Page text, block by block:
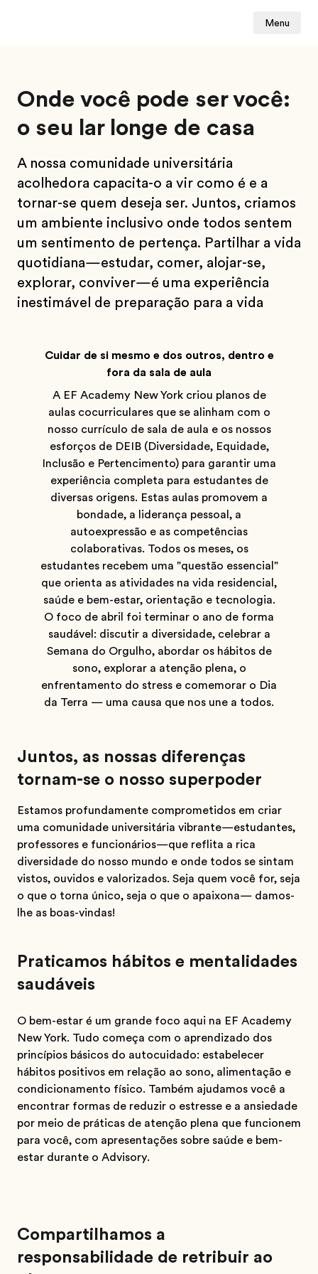
Menu
Onde você pode ser você:
o seu lar longe de casa
A nossa comunidade universitária
acolhedora capacita-o a vir como é e a
tornar-se quem deseja ser. Juntos, criamos
um ambiente inclusivo onde todos sentem
um sentimento de pertença. Partilhar a vida
quotidiana—estudar, comer, alojar-se,
explorar, conviver—é uma experiência
inestimável de preparação para a vida
Cuidar de si mesmo e dos outros, dentro e
fora da sala de aula
A EF Academy New York criou planos de
aulas cocurriculares que se alinham com o
nosso currículo de sala de aula e os nossos
esforços de DEIB (Diversidade, Equidade,
Inclusão e Pertencimento) para garantir uma
experiência completa para estudantes de
diversas origens. Estas aulas promovem a
bondade, a liderança pessoal, a
autoexpressão e as competências
colaborativas. Todos os meses, os
estudantes recebem uma "questão essencial"
que orienta as atividades na vida residencial,
saúde e bem-estar, orientação e tecnologia.
O foco de abril foi terminar o ano de forma
saudável: discutir a diversidade, celebrar a
Semana do Orgulho, abordar os hábitos de
sono, explorar a atenção plena, o
enfrentamento do stress e comemorar o Dia
da Terra — uma causa que nos une a todos.
Juntos, as nossas diferenças
tornam-se o nosso superpoder
Estamos profundamente comprometidos em criar
uma comunidade universitária vibrante—estudantes,
professores e funcionários—que reflita a rica
diversidade do nosso mundo e onde todos se sintam
vistos, ouvidos e valorizados. Seja quem você for, seja
o que o torna único, seja o que o apaixona— damos-
lhe as boas-vindas!
Praticamos hábitos e mentalidades
saudáveis
O bem-estar é um grande foco aqui na EF Academy
New York. Tudo começa com o aprendizado dos
princípios básicos do autocuidado: estabelecer
hábitos positivos em relação ao sono, alimentação e
condicionamento físico. Também ajudamos você a
encontrar formas de reduzir o estresse e a ansiedade
por meio de práticas de atenção plena que funcionem
para você, com apresentações sobre saúde e bem-
estar durante o Advisory.
Compartilhamos a
responsabilidade de retribuir ao